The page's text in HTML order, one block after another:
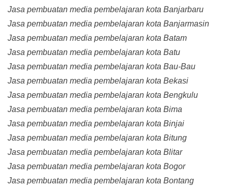
Jasa pembuatan media pembelajaran kota Banjarbaru
Jasa pembuatan media pembelajaran kota Banjarmasin
Jasa pembuatan media pembelajaran kota Batam
Jasa pembuatan media pembelajaran kota Batu
Jasa pembuatan media pembelajaran kota Bau-Bau
Jasa pembuatan media pembelajaran kota Bekasi
Jasa pembuatan media pembelajaran kota Bengkulu
Jasa pembuatan media pembelajaran kota Bima
Jasa pembuatan media pembelajaran kota Binjai
Jasa pembuatan media pembelajaran kota Bitung
Jasa pembuatan media pembelajaran kota Blitar
Jasa pembuatan media pembelajaran kota Bogor
Jasa pembuatan media pembelajaran kota Bontang